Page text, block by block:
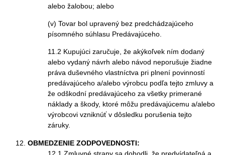
alebo žalobou; alebo
(v) Tovar bol upravený bez predchádzajúceho
písomného súhlasu Predávajúceho.
11.2 Kupujúci zaručuje, že akýkoľvek ním dodaný
alebo vydaný návrh alebo návod neporušuje žiadne
práva duševného vlastníctva pri plnení povinností
predávajúceho a/alebo výrobcu podľa tejto zmluvy a
že odškodní predávajúceho za všetky primerané
náklady a škody, ktoré môžu predávajúcemu a/alebo
výrobcovi vzniknúť v dôsledku porušenia tejto
záruky.
OBMEDZENIE ZODPOVEDNOSTI:
12.1 Zmluvné strany sa dohodli, že predvídateľná a